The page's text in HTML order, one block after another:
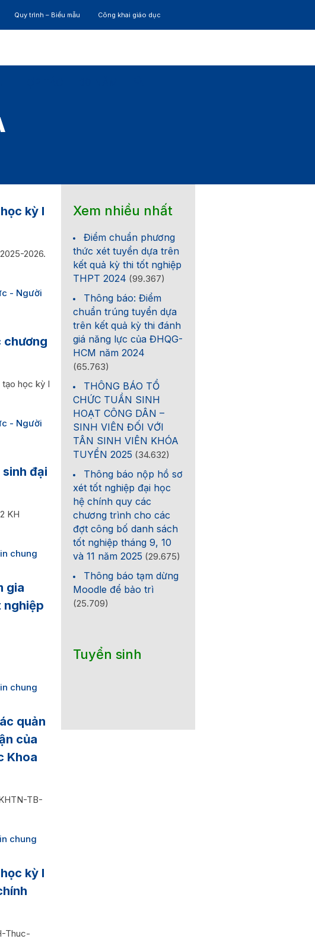
Quy trình – Biểu mẫu Công khai giáo dục
kỳ I
2026.
- Người
chương
học kỳ I
- Người
đại
KH
chung
gia
nghiệp
chung
quản
của
Khoa
TB-
chung
kỳ I
Thuc-
Xem nhiều nhất
Điểm chuẩn phương
thức xét tuyển dựa trên
kết quả kỳ thi tốt nghiệp
THPT 2024 (99.367)
Thông báo: Điểm
chuẩn trúng tuyển dựa
trên kết quả kỳ thi đánh
giá năng lực của ĐHQG-
HCM năm 2024
(65.763)
THÔNG BÁO TỔ
CHỨC TUẦN SINH
HOẠT CÔNG DÂN –
SINH VIÊN ĐỐI VỚI
TÂN SINH VIÊN KHÓA
TUYỂN 2025 (34.632)
Thông báo nộp hồ sơ
xét tốt nghiệp đại học
hệ chính quy các
chương trình cho các
đợt công bố danh sách
tốt nghiệp tháng 9, 10
và 11 năm 2025 (29.675)
Thông báo tạm dừng
Moodle để bảo trì
(25.709)
Tuyển sinh